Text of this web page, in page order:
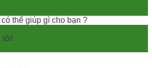
thể giúp gì cho bạn ?
tôi!